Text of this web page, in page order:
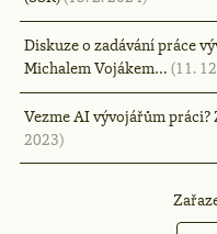
Diskuze o zadávání práce
Michalem Vojákem… (11.
Vezme AI vývojářům práci?
2023)